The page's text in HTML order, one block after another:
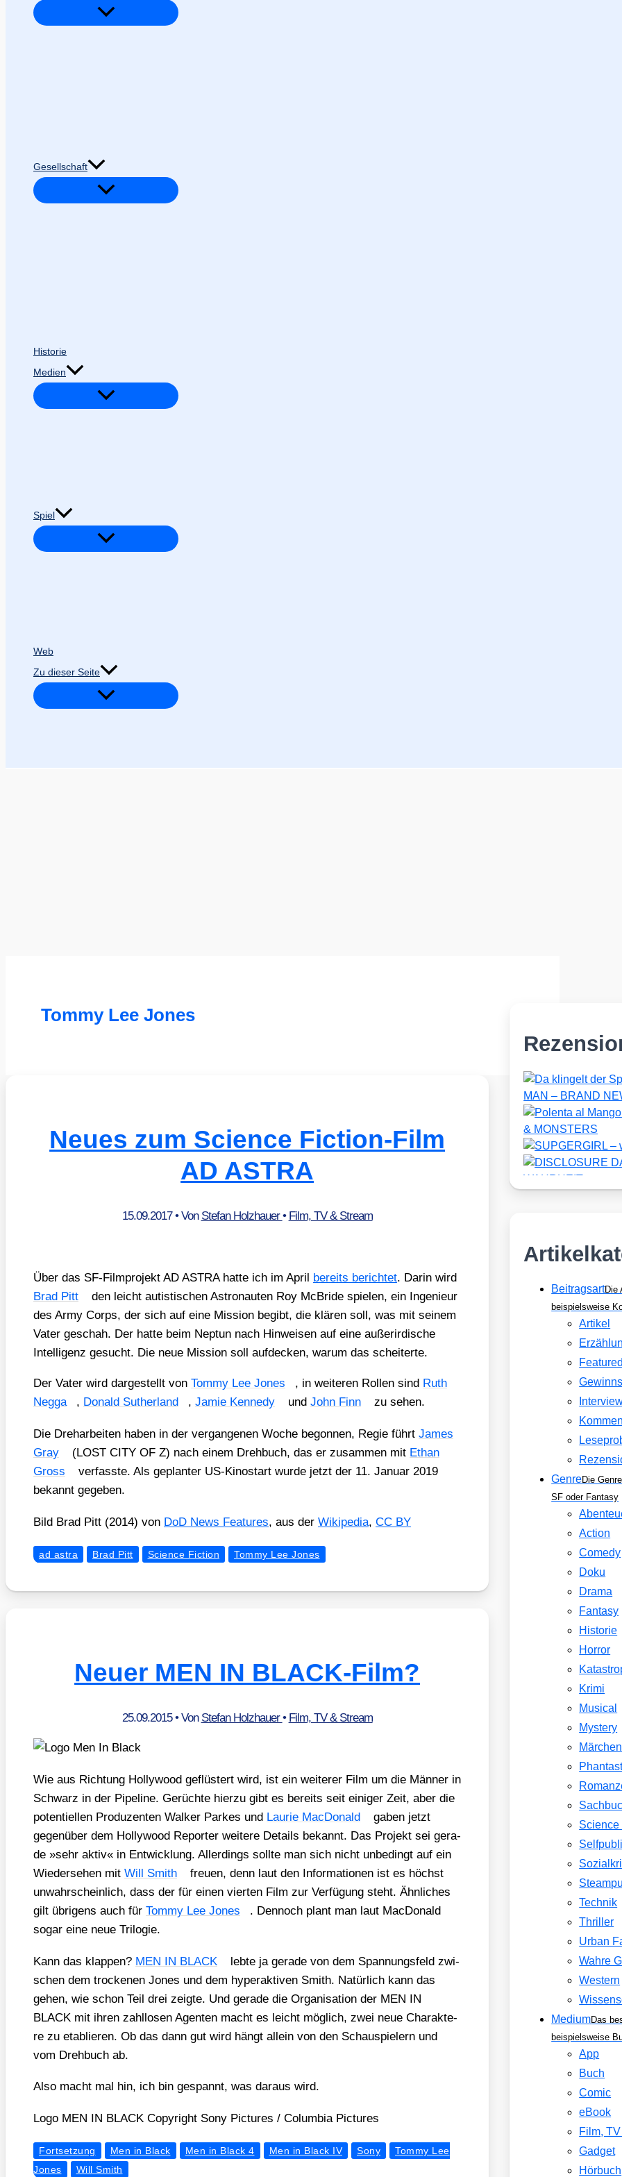
Gesellschaft
Historie
Medien
Spiel
Web
Zu dieser Seite
Tommy Lee Jones
Neues zum Science Fiction-Film
AD ASTRA
15.09.2017• Von Stefan Holzhauer• Film, TV & Stream
Über das SF-Film­pro­jekt AD ASTRA hat­te ich im April bereits berich­tet. Dar­in wird
Brad Pitt
den leicht autis­ti­schen Astro­nau­ten Roy McBri­de spie­len, ein Inge­nieur
des Army Corps, der sich auf eine Mis­si­on begibt, die klä­ren soll, was mit sei­nem
Vater geschah. Der hat­te beim Nep­tun nach Hin­wei­sen auf eine außer­ir­di­sche
Intel­li­genz gesucht. Die neue Mis­si­on soll auf­de­cken, war­um das schei­ter­te.
Der Vater wird dar­ge­stellt von Tom­my Lee Jones , in wei­te­ren Rol­len sind Ruth
Neg­ga
, Donald Sut­her­land , Jamie Ken­ne­dy und John Finn zu sehen.
Die Dreh­ar­bei­ten haben in der ver­gan­ge­nen Woche begon­nen, Regie führt James
Gray
(LOST CITY OF Z) nach einem Dreh­buch, das er zusam­men mit Ethan
Gross
ver­fass­te. Als geplan­ter US-Kino­start wur­de jetzt der 11. Janu­ar 2019
bekannt gege­ben.
Bild Brad Pitt (2014) von DoD News Fea­tures, aus der Wiki­pe­dia, CC BY
ad astra Brad Pitt Science Fiction Tommy Lee Jones
Neuer MEN IN BLACK-Film?
25.09.2015• Von Stefan Holzhauer• Film, TV & Stream
Wie aus Rich­tung Hol­ly­wood geflüs­tert wird, ist ein wei­te­rer Film um die Män­ner in
Schwarz in der Pipe­line. Gerüch­te hier­zu gibt es bereits seit eini­ger Zeit, aber die
poten­ti­el­len Pro­du­zen­ten Wal­ker Par­kes und Lau­rie Mac­Do­nald
gaben jetzt
gegen­über dem Hol­ly­wood Repor­ter wei­te­re Details bekannt. Das Pro­jekt sei gera­
de »sehr aktiv« in Ent­wick­lung. Aller­dings soll­te man sich nicht unbe­dingt auf ein
Wie­der­se­hen mit Will Smith
freu­en, denn laut den Infor­ma­tio­nen ist es höchst
unwahr­schein­lich, dass der für einen vier­ten Film zur Ver­fü­gung steht. Ähn­li­ches
gilt übri­gens auch für Tom­my Lee Jones
. Den­noch plant man laut Mac­Do­nald
sogar eine neue Tri­lo­gie.
Kann das klap­pen? MEN IN BLACK
leb­te ja gera­de von dem Span­nungs­feld zwi­
schen dem tro­cke­nen Jones und dem hyper­ak­ti­ven Smith. Natür­lich kann das
gehen, wie schon Teil drei zeig­te. Und gera­de die Orga­ni­sa­ti­on der MEN IN
BLACK mit ihren zahl­lo­sen Agen­ten macht es leicht mög­lich, zwei neue Cha­rak­te­
re zu eta­blie­ren. Ob das dann gut wird hängt allein von den Schau­spie­lern und
vom Dreh­buch ab.
Also macht mal hin, ich bin gespannt, was dar­aus wird.
Logo MEN IN BLACK Copy­right Sony Pic­tures /​ Colum­bia Pic­tures
Fortsetzung Men in Black Men in Black 4 Men in Black IV Sony
Tommy Lee
Jones
Will Smith
BeitragsartDie
beispielsweise
Artikel
GenreDie
SF oder Fantasy
Action
Comedy
Doku
Drama
Fantasy
Historie
Horror
Krimi
Musical
Mystery
Märchen
Science
Technik
Thriller
Urban
Wahre
Western
MediumDas
beispielsweise
App
Buch
Comic
eBook
Film,
Gadget
Hörbuch